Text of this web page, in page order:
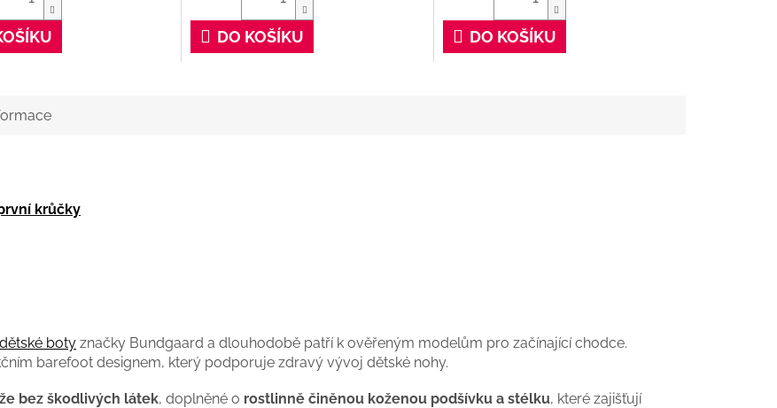
DO KOŠÍKU DO KOŠÍKU
krůčky
boty značky Bundgaard a dlouhodobě patří k ověřeným modelům pro začínající chodce.
barefoot designem, který podporuje zdravý vývoj dětské nohy.
bez škodlivých látek, doplněné o rostlinně činěnou koženou podšívku a stélku, které zajišťují